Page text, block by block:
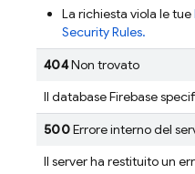
La richiesta viola le tue
Security Rules.
404Non trovato
Il database Firebase
500Errore interno del
Il server ha restituito un